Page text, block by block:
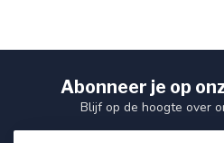
Abonneer je op
Blijf op de hoogte over